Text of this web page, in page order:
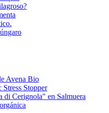
Avena Bio
Stopper
di Cerignola" en Salmuera